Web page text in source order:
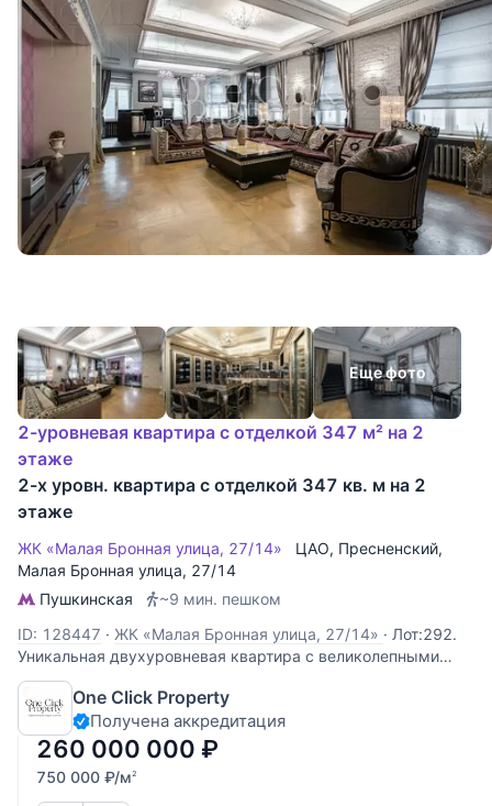
Еще фото
2-уровневая квартира с отделкой 347 м² на 2
этаже
2-х уровн. квартира с отделкой 347 кв. м на 2
этаже
ЖК «Малая Бронная улица, 27/14» ЦАО, Пресненский,
Малая Бронная улица, 27/14
Пушкинская
~9 мин. пешком
ID: 128447 · ЖК «Малая Бронная улица, 27/14» · Лот:292.
Уникальная двухуровневая квартира с великолепными
видами на Патриаршие пруды! Выполнена эксклюзивная,
высококачественная отделка. На первом уровне
расположены: прихожая, гардеробная, ученическая
комната, гостевой санузел, просторная
One Click Property
Получена аккредитация
260 000 000 ₽
750 000 ₽/м2